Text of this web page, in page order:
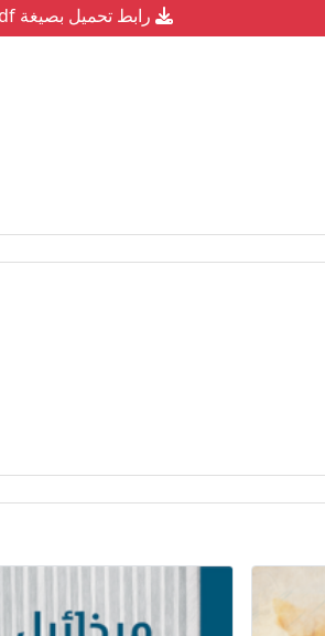
رابط تحميل بصيغة Pdf